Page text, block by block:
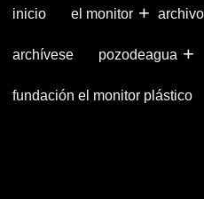
inicio +
el monitor archivo
archívese +
pozodeagua
fundación el monitor plástico